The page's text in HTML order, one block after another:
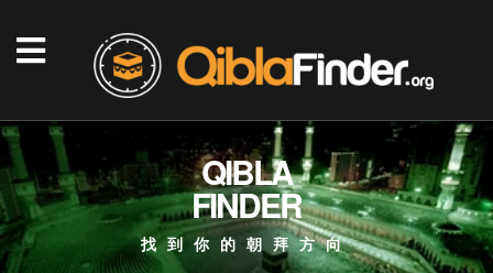
QIBLA
FINDER
找到你的朝拜方向